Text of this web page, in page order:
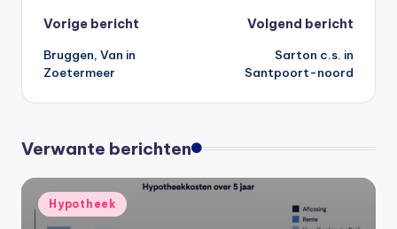
Bericht
navigatie
Vorige bericht
Bruggen, Van in
Zoetermeer
Volgend bericht
Sarton c.s. in
Santpoort-noord
Verwante berichten
Geplaatst
in
Hypotheek